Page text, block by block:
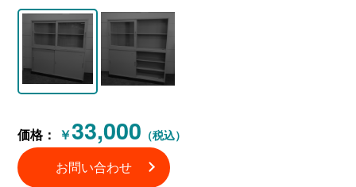
価格： ￥33,000 （税込）
お問い合わせ